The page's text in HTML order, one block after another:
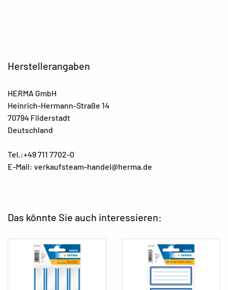
Herstellerangaben
HERMA GmbH
Heinrich-Hermann-Straße 14
70794 Filderstadt
Deutschland
Tel.:+49 711 7702-0
E-Mail: verkaufsteam-handel@herma.de
Das könnte Sie auch interessieren: